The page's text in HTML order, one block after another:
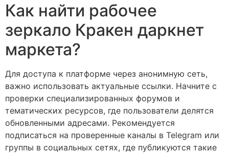
Как найти рабочее
зеркало Кракен даркнет
маркета?
Для доступа к платформе через анонимную сеть,
важно использовать актуальные ссылки. Начните с
проверки специализированных форумов и
тематических ресурсов, где пользователи делятся
обновленными адресами. Рекомендуется
подписаться на проверенные каналы в Telegram или
группы в социальных сетях, где публикуются такие